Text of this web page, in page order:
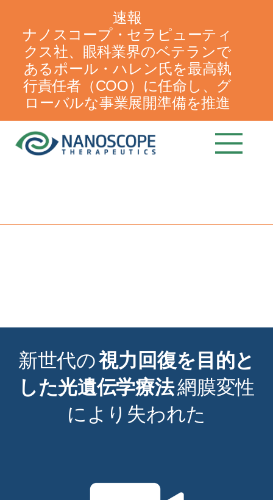
速報
ナノスコープ・セラピューティ
クス社、眼科業界のベテランで
あるポール・ハレン氏を最高執
行責任者（COO）に任命し、グ
ローバルな事業展開準備を推進
新世代の視力回復を目的と
した光遺伝学療法網膜変性
により失われた